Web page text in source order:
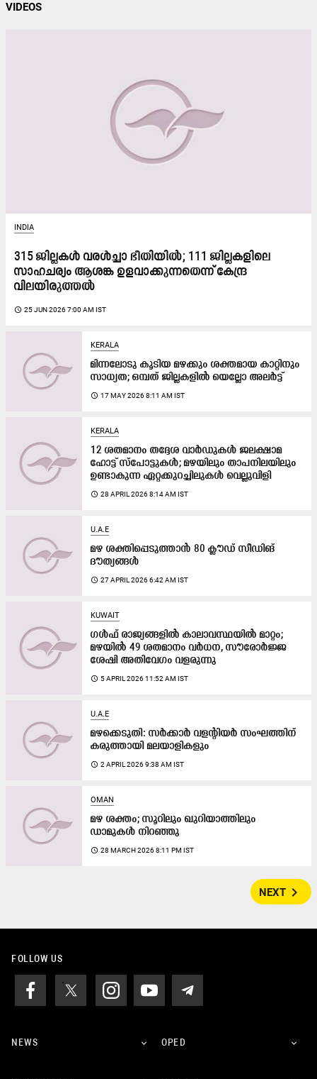
VIDEOS
INDIA
315 ജില്ലകൾ വരൾച്ചാ ഭീതിയിൽ; 111 ജില്ലകളിലെ
സാഹചര്യം ആശങ്ക ഉളവാക്കുന്നതെന്ന് കേന്ദ്ര
വിലയിരുത്തൽ
access_time 25 JUN 2026 7:00 AM IST
KERALA
മിന്നലോടു കൂടിയ മഴക്കും ശക്തമായ കാറ്റിനും
സാധ്യത; ഒമ്പത് ജില്ലകളിൽ യെല്ലോ അലർട്ട്
access_time 17 MAY 2026 8:11 AM IST
KERALA
12 ശതമാനം തദ്ദേശ വാർഡുകൾ ജലക്ഷാമ
ഹോട്ട് സ്പോട്ടുകൾ; മഴയിലും താപനിലയിലും
ഉണ്ടാകുന്ന ഏറ്റക്കുറച്ചിലുകൾ വെല്ലുവിളി
access_time 28 APRIL 2026 8:14 AM IST
U.A.E
മഴ ശക്തിപ്പെടുത്താൻ 80 ക്ലൗഡ്​ സീഡിങ്​
ദൗത്യങ്ങൾ
access_time 27 APRIL 2026 6:42 AM IST
KUWAIT
ഗൾഫ് രാജ്യങ്ങളിൽ കാലാവസ്ഥയിൽ മാറ്റം;
മഴയിൽ 49 ശതമാനം വർധന, സൗരോർജ്ജ
ശേഷി അതിവേഗം വളരുന്നു
access_time 5 APRIL 2026 11:52 AM IST
U.A.E
മഴക്കെടുതി: സർക്കാർ വളന്‍റിയർ സംഘത്തിന്
കരു​ത്തായി മലയാളികളും
access_time 2 APRIL 2026 9:38 AM IST
OMAN
മഴ ശക്തം; സൂറിലും ഖുറിയാത്തിലും
ഡാമുകൾ നിറഞ്ഞു
access_time 28 MARCH 2026 8:11 PM IST
NEXT navigate_next
FOLLOW US
NEWS OPED